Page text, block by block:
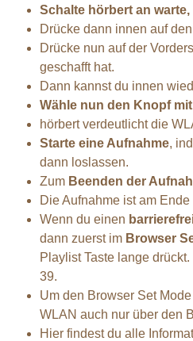
Schalte hörbert an
Drücke dann innen auf
Drücke nun auf der
geschafft hat.
Dann kannst du innen
Wähle nun den Knopf
hörbert verdeutlicht die
Starte eine Aufnahme,
dann loslassen.
Zum Beenden der
Die Aufnahme ist am
Wenn du einen
dann zuerst im Browser
Playlist Taste lange
39.
Um den Browser Set
WLAN auch nur über den
Hier findest du alle